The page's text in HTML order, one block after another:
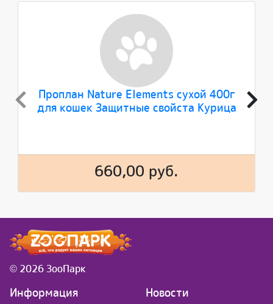
Проплан Nature Elements сухой 400г
для кошек Защитные свойста Курица
660,00 руб.
© 2026 ЗооПарк
Информация Новости